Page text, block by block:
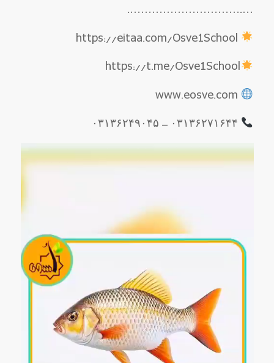
….………………………….
https://t.me/Osve1School